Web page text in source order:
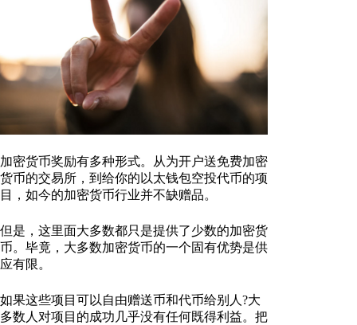
加密货币奖励有多种形式。从为开户送免费加密
货币的交易所，到给你的以太钱包空投代币的项
目，如今的加密货币行业并不缺赠品。
但是，这里面大多数都只是提供了少数的加密货
币。毕竟，大多数加密货币的一个固有优势是供
应有限。
如果这些项目可以自由赠送币和代币给别人?大
多数人对项目的成功几乎没有任何既得利益。把